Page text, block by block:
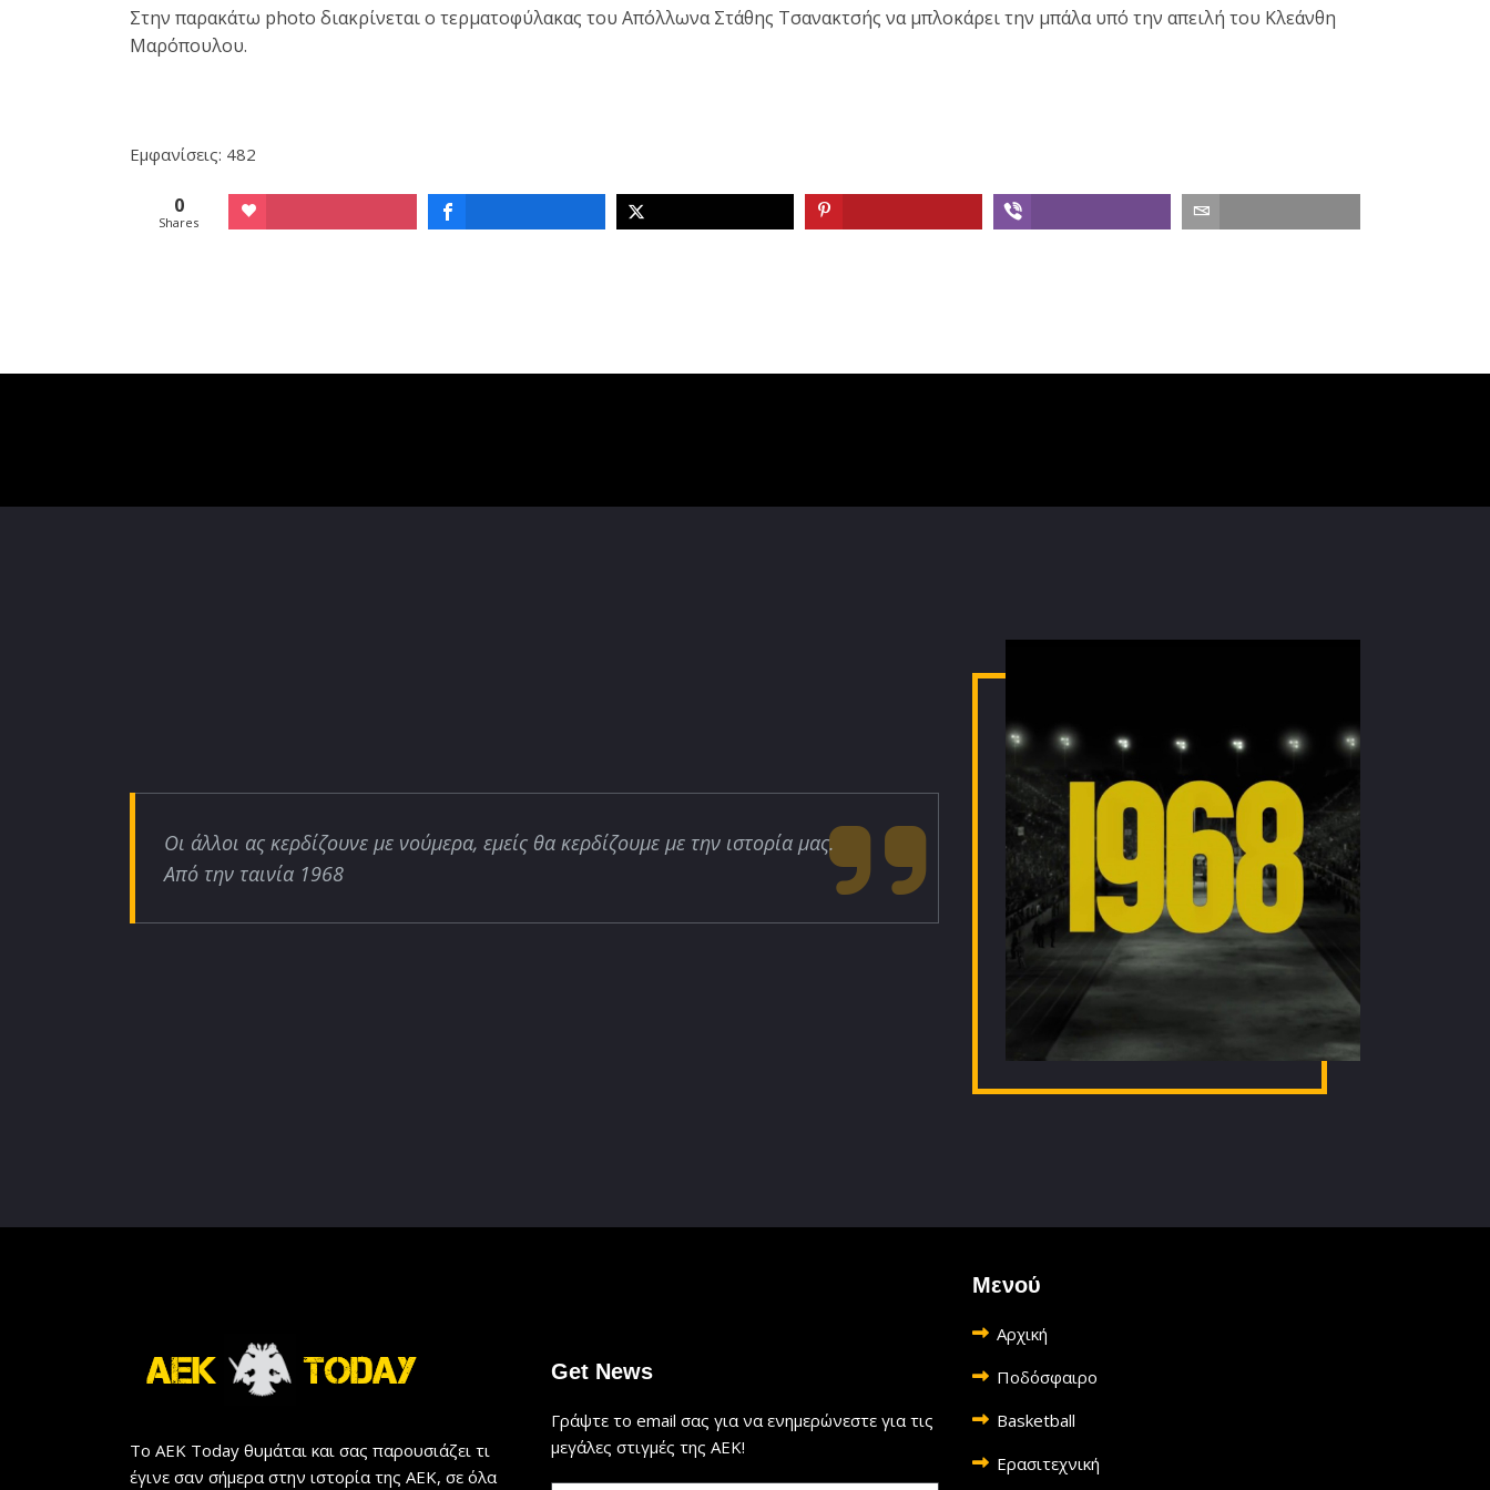
Στην παρακάτω photo διακρίνεται ο τερματοφύλακας του Απόλλωνα Στάθης Τσανακτσής να μπλοκάρει την μπάλα υπό την απειλή του Κλεάνθη
Μαρόπουλου.
Εμφανίσεις: 482
0
Shares
Οι άλλοι ας κερδίζουνε με νούμερα, εμείς θα κερδίζουμε με την ιστορία μας.
Από την ταινία 1968
Το AEK Today θυμάται και σας παρουσιάζει τι
έγινε σαν σήμερα στην ιστορία της ΑΕΚ, σε όλα
Get News
Γράψτε το email σας για να ενημερώνεστε για τις
μεγάλες στιγμές της ΑΕΚ!
Μενού
Αρχική
Ποδόσφαιρο
Basketball
Ερασιτεχνική